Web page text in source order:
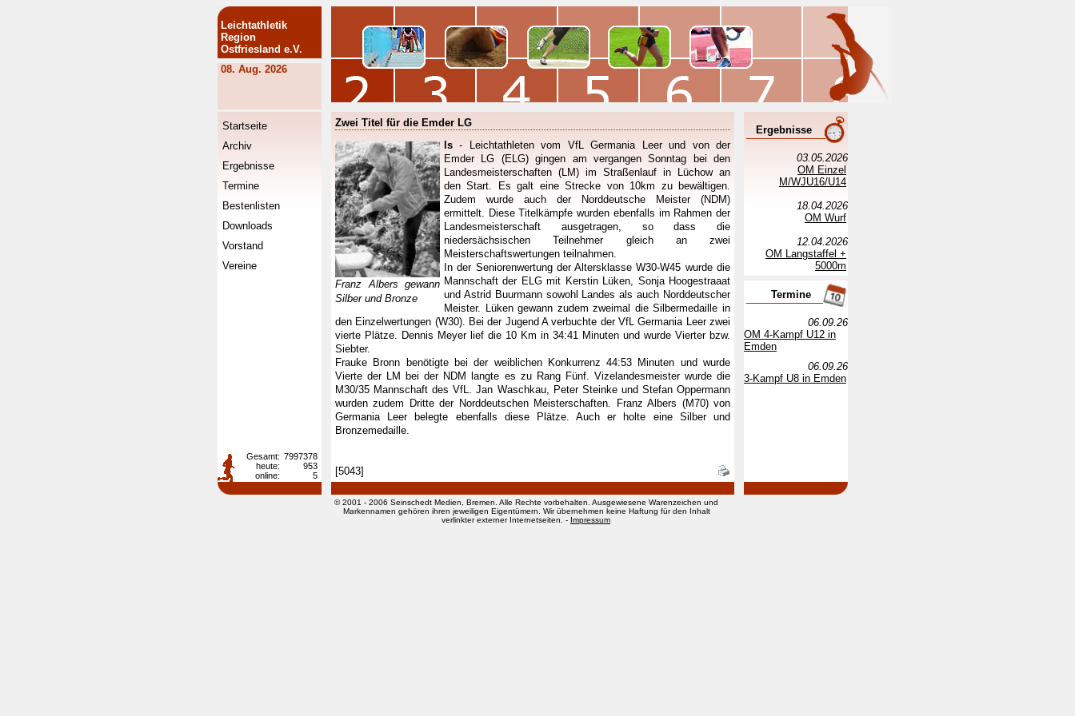
Leichtathletik
Region
Ostfriesland e.V.
08. Aug. 2026
Startseite
Archiv
Ergebnisse
Termine
Bestenlisten
Downloads
Vorstand
Vereine
Zwei Titel für die Emder LG
Franz Albers gewann
Silber und Bronze
ls - Leichtathleten vom VfL Germania Leer und von der
Emder LG (ELG) gingen am vergangen Sonntag bei den
Landesmeisterschaften (LM) im Straßenlauf in Lüchow an
den Start. Es galt eine Strecke von 10km zu bewältigen.
Zudem wurde auch der Norddeutsche Meister (NDM)
ermittelt. Diese Titelkämpfe wurden ebenfalls im Rahmen der
Landesmeisterschaft ausgetragen, so dass die
niedersächsischen Teilnehmer gleich an zwei
Meisterschaftswertungen teilnahmen.
In der Seniorenwertung der Altersklasse W30-W45 wurde die
Mannschaft der ELG mit Kerstin Lüken, Sonja Hoogestraaat
und Astrid Buurmann sowohl Landes als auch Norddeutscher
Meister. Lüken gewann zudem zweimal die Silbermedaille in
den Einzelwertungen (W30). Bei der Jugend A verbuchte der VfL Germania Leer zwei
vierte Plätze. Dennis Meyer lief die 10 Km in 34:41 Minuten und wurde Vierter bzw.
Siebter.
Frauke Bronn benötigte bei der weiblichen Konkurrenz 44:53 Minuten und wurde
Vierte der LM bei der NDM langte es zu Rang Fünf. Vizelandesmeister wurde die
M30/35 Mannschaft des VfL. Jan Waschkau, Peter Steinke und Stefan Oppermann
wurden zudem Dritte der Norddeutschen Meisterschaften. Franz Albers (M70) von
Germania Leer belegte ebenfalls diese Plätze. Auch er holte eine Silber und
Bronzemedaille.
[5043]
Ergebnisse
03.05.2026
OM Einzel
M/WJU16/U14
18.04.2026
OM Wurf
12.04.2026
OM Langstaffel +
5000m
Termine
06.09.26
OM 4-Kampf U12 in
Emden
06.09.26
3-Kampf U8 in Emden
Gesamt: 7997378
heute:
953
online:
5
© 2001 - 2006 Seinschedt Medien, Bremen. Alle Rechte vorbehalten. Ausgewiesene Warenzeichen und
Markennamen gehören ihren jeweiligen Eigentümern. Wir übernehmen keine Haftung für den Inhalt
verlinkter externer Internetseiten. - Impressum